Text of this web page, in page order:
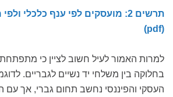
(pdf)
למרות האמור לעיל חשוב לציין כי
בחלוקה בין משלחי יד נשיים לגבריים.
העסקי והפיננסי נחשב תחום גברי, אך עם